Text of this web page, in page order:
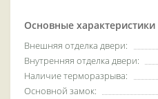
Основные характеристики
Внешняя отделка двери:
Внутренняя отделка двери:
Наличие терморазрыва:
Основной замок: